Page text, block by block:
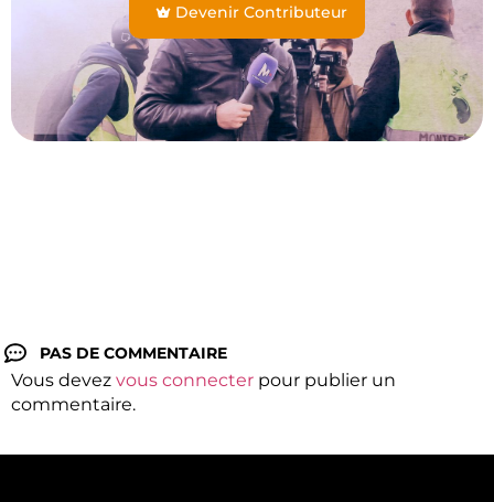
Devenir Contributeur
PAS DE COMMENTAIRE
Vous devez vous connecter pour publier un
commentaire.